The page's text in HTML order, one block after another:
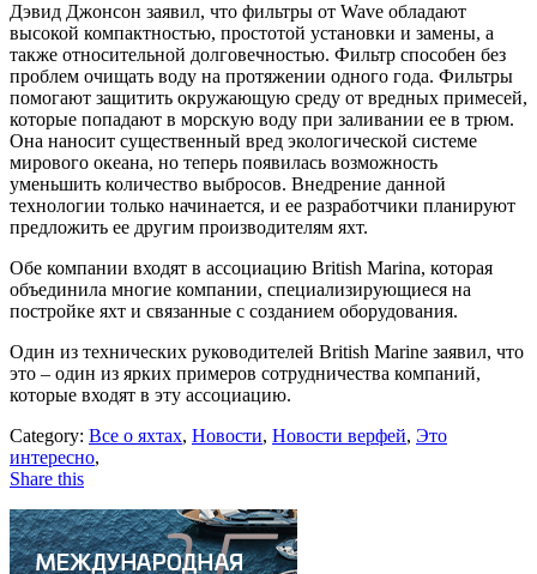
Дэвид Джонсон заявил, что фильтры от Wave обладают
высокой компактностью, простотой установки и замены, а
также относительной долговечностью. Фильтр способен без
проблем очищать воду на протяжении одного года. Фильтры
помогают защитить окружающую среду от вредных примесей,
которые попадают в морскую воду при заливании ее в трюм.
Она наносит существенный вред экологической системе
мирового океана, но теперь появилась возможность
уменьшить количество выбросов. Внедрение данной
технологии только начинается, и ее разработчики планируют
предложить ее другим производителям яхт.
Обе компании входят в ассоциацию British Marina, которая
объединила многие компании, специализирующиеся на
постройке яхт и связанные с созданием оборудования.
Один из технических руководителей British Marine заявил, что
это – один из ярких примеров сотрудничества компаний,
которые входят в эту ассоциацию.
Category: Все о яхтах, Новости, Новости верфей, Это
интересно,
Share this